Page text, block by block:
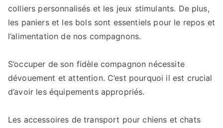
colliers personnalisés et les jeux stimulants. De plus,
les paniers et les bols sont essentiels pour le repos et
l’alimentation de nos compagnons.
S’occuper de son fidèle compagnon nécessite
dévouement et attention. C’est pourquoi il est crucial
d’avoir les équipements appropriés.
Les accessoires de transport pour chiens et chats